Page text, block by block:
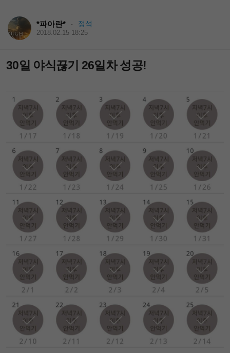
*파아란* · 정석
2018.02.15 18:25
30일 야식끊기 26일차 성공!